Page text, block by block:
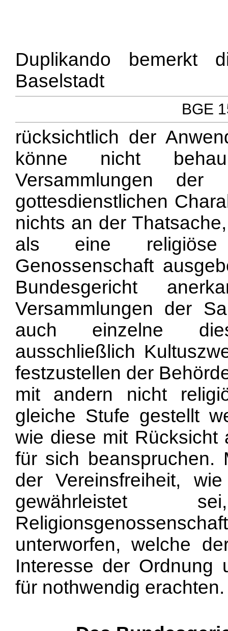
Duplikando bemerkt
Baselstadt
BGE
rücksichtlich der
könne nicht
Versammlungen der
gottesdienstlichen
nichts an der
als eine religiöse
Genossenschaft
Bundesgericht
Versammlungen der
auch einzelne
ausschließlich
festzustellen der
mit andern nicht
gleiche Stufe gestellt
wie diese mit Rücksicht
für sich beanspruchen.
der Vereinsfreiheit,
gewährleistet
unterworfen, welche
Interesse der Ordnung
für nothwendig erachten.